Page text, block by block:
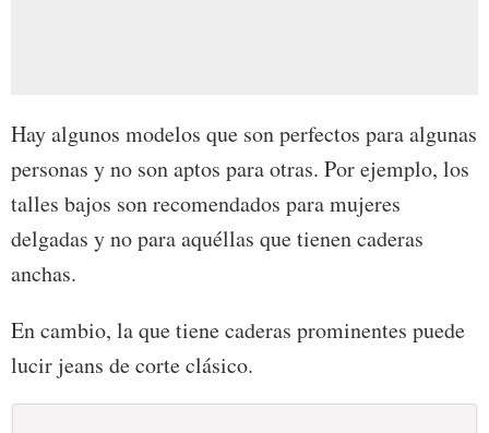
Hay algunos modelos que son perfectos para algunas
personas y no son aptos para otras. Por ejemplo, los
talles bajos son recomendados para mujeres
delgadas y no para aquéllas que tienen caderas
anchas.
En cambio, la que tiene caderas prominentes puede
lucir jeans de corte clásico.